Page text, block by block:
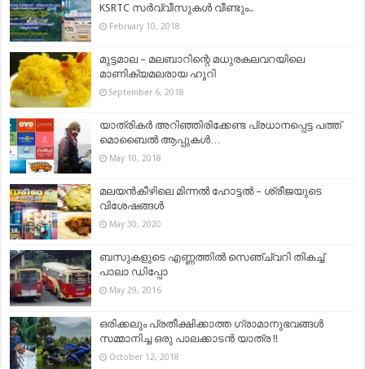
KSRTC സര്‍വ്വീസുകള്‍ വീണ്ടും..
February 10, 2018
മുട്ടമാല – മലബാറിന്റെ മധുരകലവറയിലെ
മാണിക്യമലരായ ഹൂറി
September 6, 2018
യാത്രികർ അറിഞ്ഞിരിക്കേണ്ട പ്രധാനപ്പെട്ട പത്ത്
മൊബൈൽ ആപ്പുകള്‍…
May 10, 2018
മലയൻകീഴിലെ മിന്നൽ ഹോട്ടൽ – ശ്രീജയുടെ
വിശേഷങ്ങൾ
May 30, 2020
ബസുകളുടെ എണ്ണത്തിൽ സെഞ്ച്വറി തികച്ച്
പാലാ ഡിപ്പോ
May 29, 2016
ഒരിക്കലും പ്രതീക്ഷിക്കാത്ത ഗ്രാമാനുഭവങ്ങൾ
സമ്മാനിച്ച ഒരു പാലക്കാടൻ യാത്ര !!
October 12, 2018